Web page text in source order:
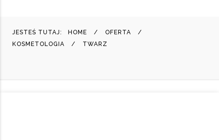
JESTEŚ TUTAJ: HOME
OFERTA
KOSMETOLOGIA
TWARZ